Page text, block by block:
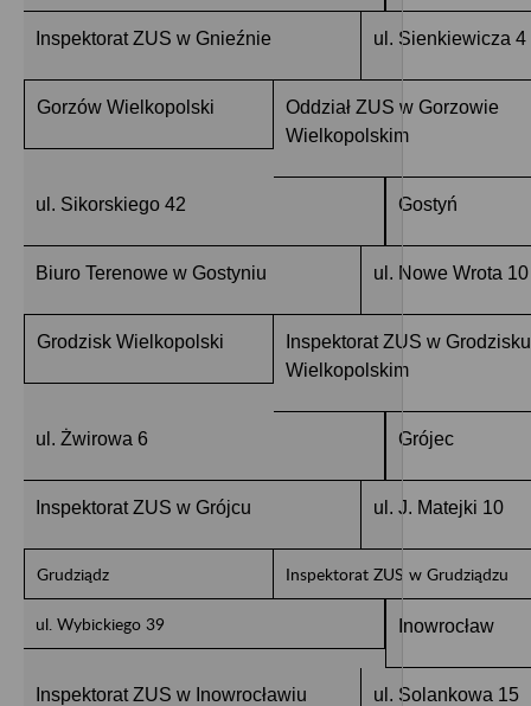
Inspektorat ZUS w Gnieźnie ul. Sienkiewicza 4
Gorzów Wielkopolski
Oddział ZUS w Gorzowie
Wielkopolskim
ul. Sikorskiego 42 Gostyń
Biuro Terenowe w Gostyniu ul. Nowe Wrota 10
Grodzisk Wielkopolski
Inspektorat ZUS w Grodzisku
Wielkopolskim
ul. Żwirowa 6 Grójec
Inspektorat ZUS w Grójcu ul. J. Matejki 10
Grudziądz Inspektorat ZUS w Grudziądzu
ul. Wybickiego 39 Inowrocław
Inspektorat ZUS w Inowrocławiu ul. Solankowa 15